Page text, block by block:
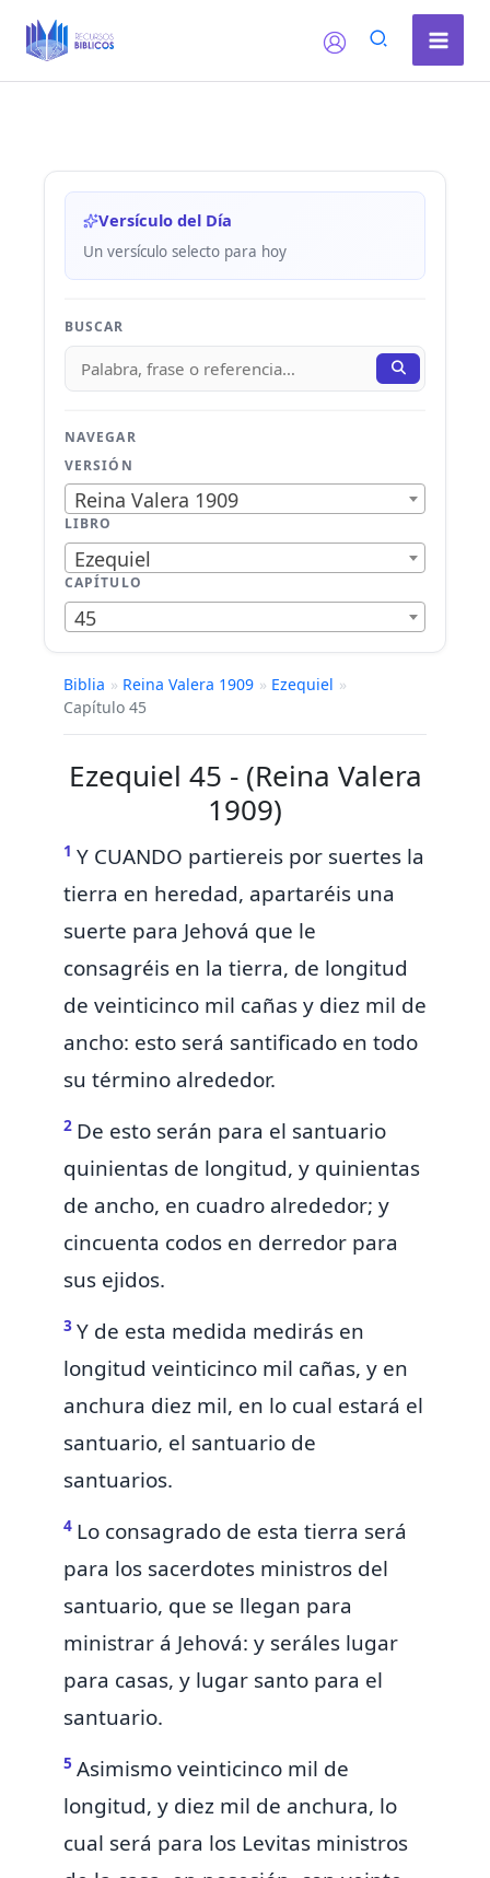
Versículo del Día
Un versículo selecto para hoy
BUSCAR
NAVEGAR
VERSIÓN
Reina Valera 1909
LIBRO
Ezequiel
CAPÍTULO
45
Biblia » Reina Valera 1909 » Ezequiel »
Capítulo 45
Ezequiel 45 - (Reina Valera
1909)
1 Y CUANDO partiereis por suertes la
tierra en heredad, apartaréis una
suerte para Jehová que le
consagréis en la tierra, de longitud
de veinticinco mil cañasy diez mil de
ancho: esto será santificado en todo
su término alrededor.
2 De esto serán para el santuario
quinientas de longitud, y quinientas
de ancho, en cuadro alrededor; y
cincuenta codos en derredor para
sus ejidos.
3 Y de esta medida medirás en
longitud veinticinco mil cañas, y en
anchura diez mil, en lo cual estará el
santuario, el santuario de
santuarios.
4 Lo consagrado de esta tierra será
para los sacerdotes ministros del
santuario, que se llegan para
ministrar á Jehová: y seráles lugar
para casas, y lugar santo para el
santuario.
5 Asimismo veinticinco mil de
longitud, y diez mil de anchura, lo
cual será para los Levitas ministros